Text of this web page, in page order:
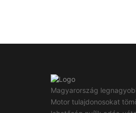
Magyarország
Motor tulajdonosokat